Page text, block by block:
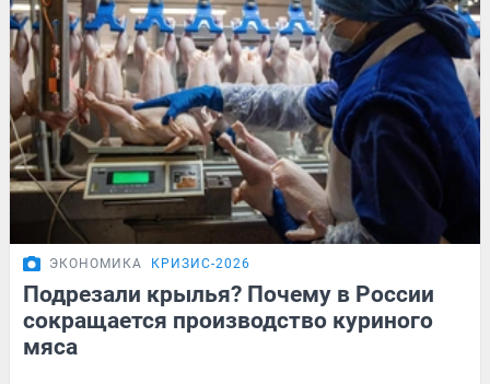
ЭКОНОМИКА КРИЗИС-2026
Подрезали крылья? Почему в России
сокращается производство куриного
мяса